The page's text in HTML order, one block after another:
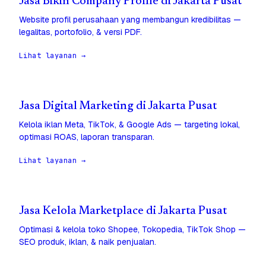
Website profil perusahaan yang membangun kredibilitas —
legalitas, portofolio, & versi PDF.
Lihat layanan →
Jasa Digital Marketing di Jakarta Pusat
Kelola iklan Meta, TikTok, & Google Ads — targeting lokal,
optimasi ROAS, laporan transparan.
Lihat layanan →
Jasa Kelola Marketplace di Jakarta Pusat
Optimasi & kelola toko Shopee, Tokopedia, TikTok Shop —
SEO produk, iklan, & naik penjualan.